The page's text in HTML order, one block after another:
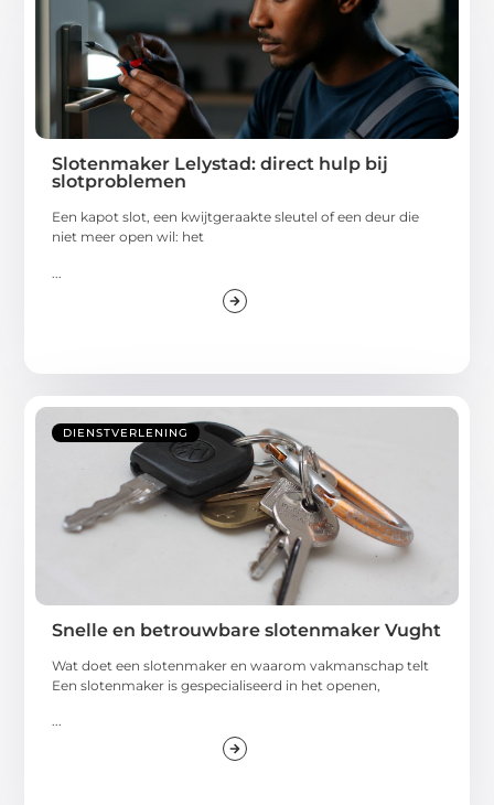
Slotenmaker Lelystad: direct hulp bij
slotproblemen
Een kapot slot, een kwijtgeraakte sleutel of een deur die
niet meer open wil: het
DIENSTVERLENING
Snelle en betrouwbare slotenmaker Vught
Wat doet een slotenmaker en waarom vakmanschap telt
Een slotenmaker is gespecialiseerd in het openen,
...